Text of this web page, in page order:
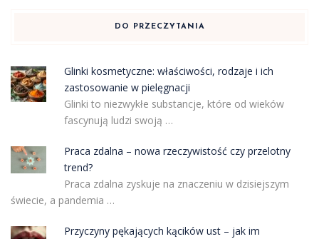
DO PRZECZYTANIA
Glinki kosmetyczne: właściwości, rodzaje i ich
zastosowanie w pielęgnacji
Glinki to niezwykłe substancje, które od wieków
fascynują ludzi swoją …
Praca zdalna – nowa rzeczywistość czy przelotny
trend?
Praca zdalna zyskuje na znaczeniu w dzisiejszym
świecie, a pandemia …
Przyczyny pękających kącików ust – jak im